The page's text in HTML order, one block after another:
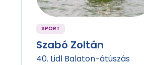
SPORT
Szabó Zoltán
40. Lidl Balaton-átúszás